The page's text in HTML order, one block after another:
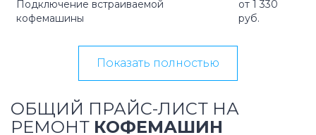
Подключение встраиваемой
кофемашины
от 1 330
руб.
Показать полностью
ОБЩИЙ ПРАЙС-ЛИСТ НА
РЕМОНТ КОФЕМАШИН